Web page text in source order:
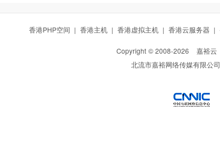
香港PHP空间 | 香港主机 | 香港虚拟主机 | 香港云服务器 |
Copyright © 2008-2026 嘉裕云
北流市嘉裕网络传媒有限公司